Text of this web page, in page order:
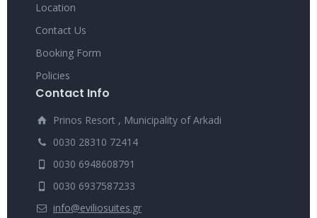
Location
Contact Us
Booking Form
Policies
Contact Info
Prinos Resort , Municipality of Arkadi
0030 28310 72414
0030 6948608791
0030 6937587233
info@eviliosuites.gr